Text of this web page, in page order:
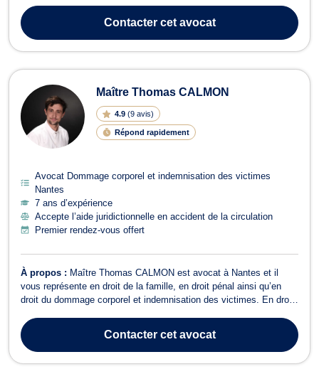
accompagne tout le long de votre procédure de divorce par
consentement mutuel ou divorce c...
Contactercet avocat
Maître Thomas CALMON
4.9 (9 avis)
Répond rapidement
Avocat Dommage corporel et indemnisation des victimes
Nantes
7 ans d’expérience
Accepte l’aide juridictionnelle en accident de la circulation
Premier rendez-vous offert
À propos : Maître Thomas CALMON est avocat à Nantes et il
vous représente en droit de la famille, en droit pénal ainsi qu’en
droit du dommage corporel et indemnisation des victimes. En droit
au divorce amiable ou judiciaire, à la séparation hors mariage, à la
séparation de...
Contactercet avocat